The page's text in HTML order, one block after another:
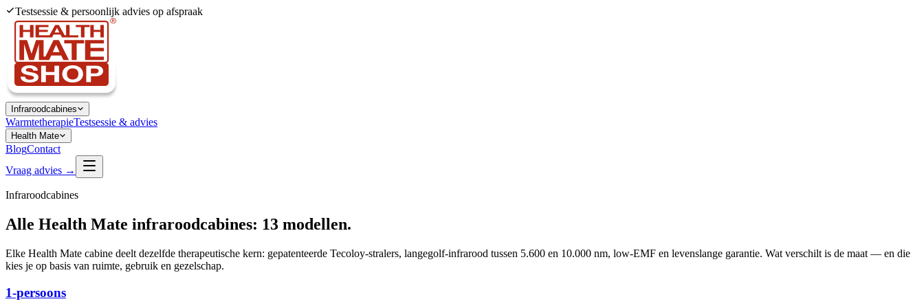
Testsessie & persoonlijk advies op afspraak
Infraroodcabines
WarmtetherapieTestsessie & advies
Health Mate
BlogContact
Vraag advies →
Infraroodcabines
Alle Health Mate infraroodcabines: 13 modellen.
Elke Health Mate cabine deelt dezelfde therapeutische kern: gepatenteerde Tecoloy-stralers, langegolf-infrarood tussen 5.600 en 10.000 nm, low-EMF en levenslange garantie. Wat verschilt is de maat — en die
kies je op basis van ruimte, gebruik en gezelschap.
1-persoons